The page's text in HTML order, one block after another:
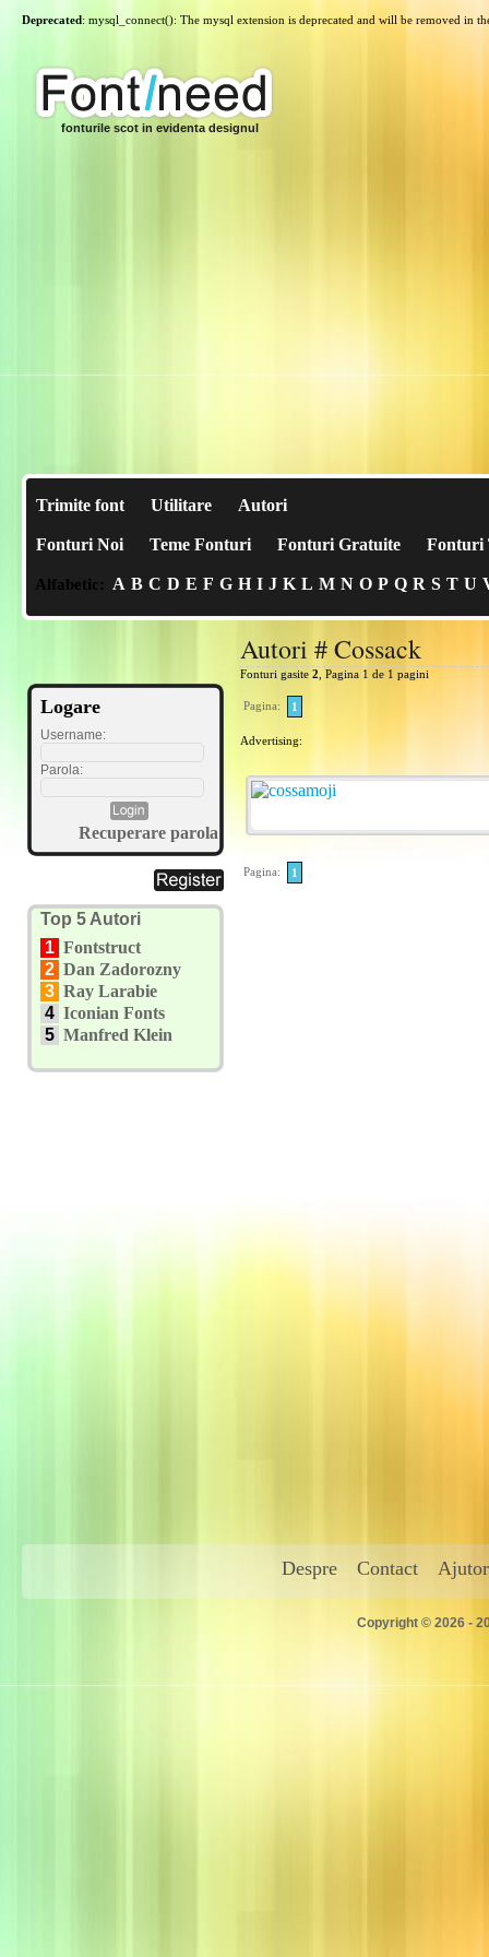
Deprecated: mysql_connect(): The mysql extension is deprecated and will be removed in
fonturile scot in evidenta designul
Trimite font Utilitare Autori
Fonturi Noi Teme Fonturi Fonturi Gratuite Fonturi
Alfabetic: A B C D E F G H I J K L M N O P Q R S T U
Logare
Username:
Parola:
Recuperare parola
Top 5 Autori
1 Fontstruct
2 Dan Zadorozny
3 Ray Larabie
4 Iconian Fonts
5 Manfred Klein
Autori # Cossack
Fonturi gasite 2 , Pagina 1 de 1 pagini
Pagina: 1
Advertising:
Pagina: 1
Despre Contact Ajutor
Copyright © 2026 -